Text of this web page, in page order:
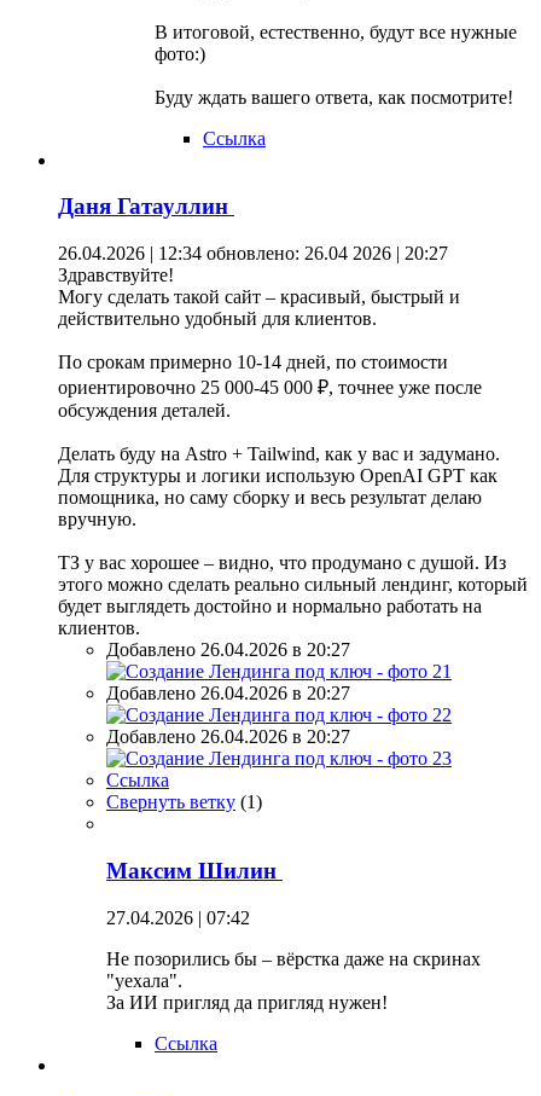
В итоговой, естественно, будут все нужные
фото:)
Буду ждать вашего ответа, как посмотрите!
Ссылка
Даня Гатауллин
26.04.2026 | 12:34 обновлено: 26.04 2026 | 20:27
Здравствуйте!
Могу сделать такой сайт – красивый, быстрый и
действительно удобный для клиентов.
По срокам примерно 10-14 дней, по стоимости
ориентировочно 25 000-45 000 ₽, точнее уже после
обсуждения деталей.
Делать буду на Astro + Tailwind, как у вас и задумано.
Для структуры и логики использую OpenAI GPT как
помощника, но саму сборку и весь результат делаю
вручную.
ТЗ у вас хорошее – видно, что продумано с душой. Из
этого можно сделать реально сильный лендинг, который
будет выглядеть достойно и нормально работать на
клиентов.
Добавлено 26.04.2026 в 20:27
Добавлено 26.04.2026 в 20:27
Добавлено 26.04.2026 в 20:27
Ссылка
Свернуть ветку (1)
Максим Шилин
27.04.2026 | 07:42
Не позорились бы – вёрстка даже на скринах
"уехала".
За ИИ пригляд да пригляд нужен!
Ссылка